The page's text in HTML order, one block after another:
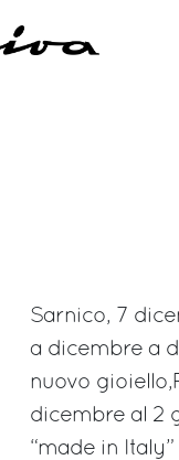
Sarnico, 7
a dicembre a
nuovo
dicembre al 2
“made in